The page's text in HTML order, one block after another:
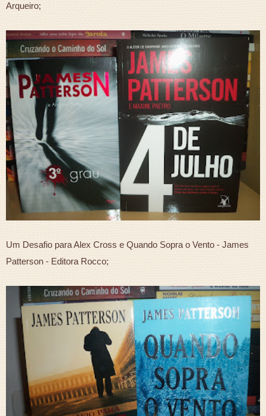
Arqueiro;
Um Desafio para Alex Cross e Quando Sopra o Vento - James
Patterson - Editora Rocco;